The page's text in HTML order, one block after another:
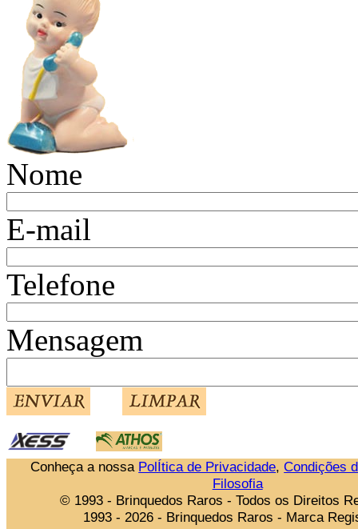
Nome
E-mail
Telefone
Mensagem
Conheça a nossa PolÍtica de Privacidade,Condições
Filosofia
© 1993 - Brinquedos Raros - Todos os Direitos
1993 - 2026 - Brinquedos Raros - Marca